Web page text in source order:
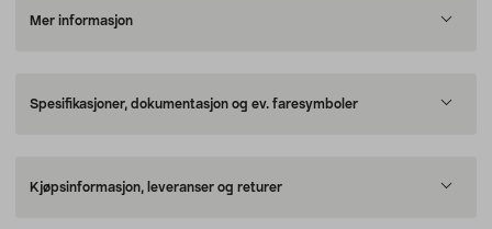
Mer informasjon
Spesifikasjoner, dokumentasjon og ev. faresymboler
Kjøpsinformasjon, leveranser og returer